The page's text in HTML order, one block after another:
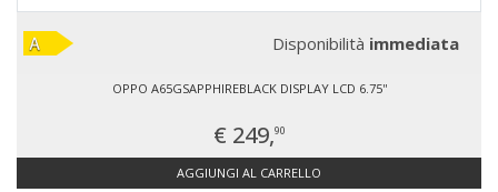
Disponibilità immediata
OPPO A65GSAPPHIREBLACK DISPLAY LCD 6.75''
€ 249,90
AGGIUNGI AL CARRELLO